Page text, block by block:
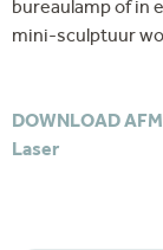
bureaulamp of in
mini-sculptuur
DOWNLOAD
Laser